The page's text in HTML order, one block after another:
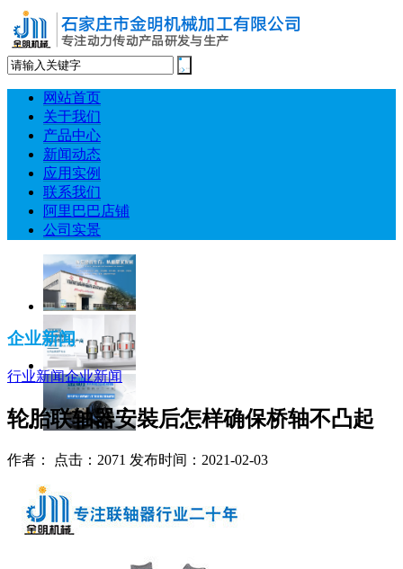
网站首页
关于我们
产品中心
新闻动态
应用实例
联系我们
阿里巴巴店铺
公司实景
企业新闻
行业新闻企业新闻
轮胎联轴器安裝后怎样确保桥轴不凸起
作者： 点击：2071 发布时间：2021-02-03